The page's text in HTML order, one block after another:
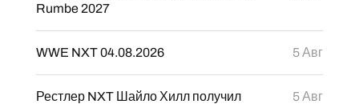
Rumbe 2027
WWE NXT 04.08.2026 5 Авг
Рестлер NXT Шайло Хилл получил
5 Авг